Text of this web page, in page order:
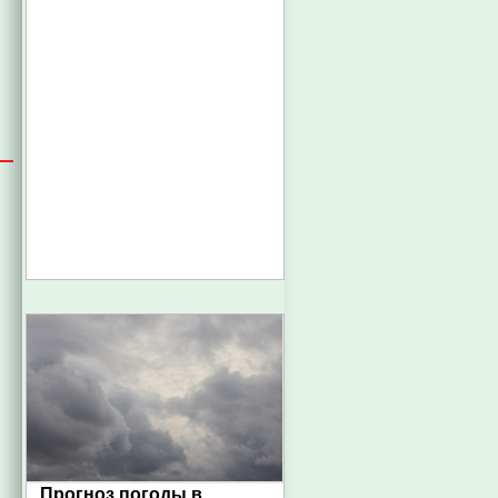
Прогноз погоды в